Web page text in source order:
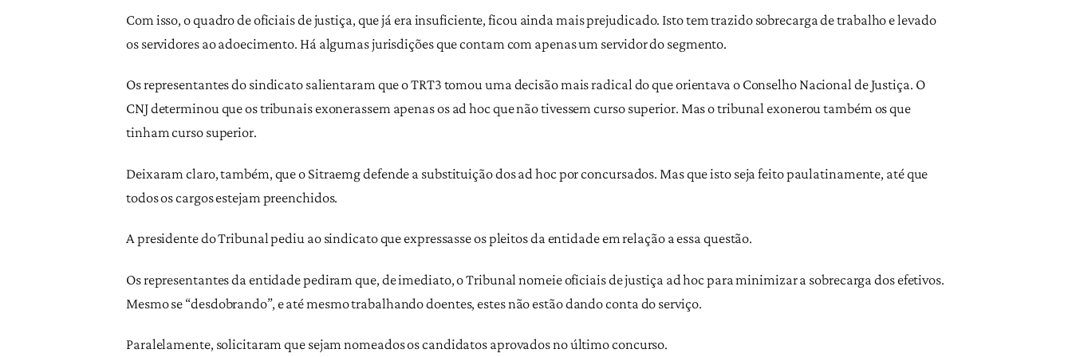
Com isso, o quadro de oficiais de justiça, que já era insuficiente, ficou ainda mais prejudicado. Isto tem trazido sobrecarga de trabalho e levado
os servidores ao adoecimento. Há algumas jurisdições que contam com apenas um servidor do segmento.
Os representantes do sindicato salientaram que o TRT3 tomou uma decisão mais radical do que orientava o Conselho Nacional de Justiça. O
CNJ determinou que os tribunais exonerassem apenas os ad hoc que não tivessem curso superior. Mas o tribunal exonerou também os que
tinham curso superior.
Deixaram claro, também, que o Sitraemg defende a substituição dos ad hoc por concursados. Mas que isto seja feito paulatinamente, até que
todos os cargos estejam preenchidos.
A presidente do Tribunal pediu ao sindicato que expressasse os pleitos da entidade em relação a essa questão.
Os representantes da entidade pediram que, de imediato, o Tribunal nomeie oficiais de justiça ad hoc para minimizar a sobrecarga dos efetivos.
Mesmo se “desdobrando”, e até mesmo trabalhando doentes, estes não estão dando conta do serviço.
Paralelamente, solicitaram que sejam nomeados os candidatos aprovados no último concurso.